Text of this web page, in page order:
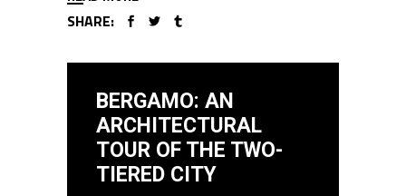
SHARE:
BERGAMO: AN
ARCHITECTURAL
TOUR OF THE TWO-
TIERED CITY